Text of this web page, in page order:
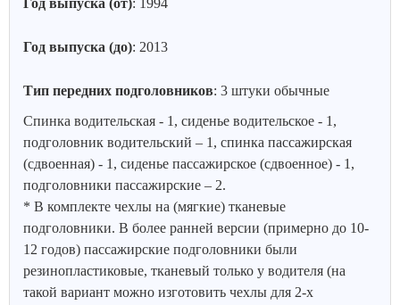
Год выпуска (от): 1994
Год выпуска (до): 2013
Тип передних подголовников: 3 штуки обычные
Спинка водительская - 1, сиденье водительское - 1,
подголовник водительский – 1, спинка пассажирская
(сдвоенная) - 1, сиденье пассажирское (сдвоенное) - 1,
подголовники пассажирские – 2.
* В комплекте чехлы на (мягкие) тканевые
подголовники. В более ранней версии (примерно до 10-
12 годов) пассажирские подголовники были
резинопластиковые, тканевый только у водителя (на
такой вариант можно изготовить чехлы для 2-х